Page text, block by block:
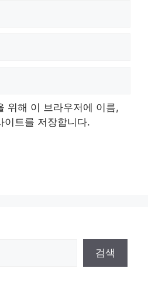
위해 이 브라우저에 이름,
이트를 저장합니다.
검색